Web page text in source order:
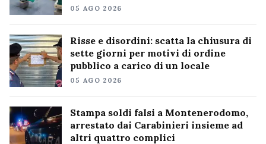
05 AGO 2026
Risse e disordini: scatta la chiusura di
sette giorni per motivi di ordine
pubblico a carico di un locale
05 AGO 2026
Stampa soldi falsi a Montenerodomo,
arrestato dai Carabinieri insieme ad
altri quattro complici